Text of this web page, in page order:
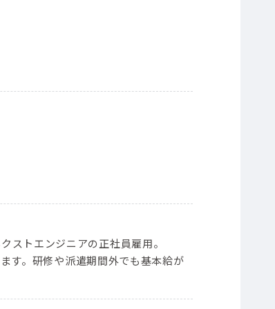
トエンジニアの正社員雇用。
す。研修や派遣期間外でも基本給が